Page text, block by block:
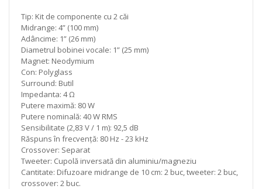
Tip: Kit de componente cu 2 căi
Midrange: 4” (100 mm)
Adâncime: 1” (26 mm)
Diametrul bobinei vocale: 1” (25 mm)
Magnet: Neodymium
Con: Polyglass
Surround: Butil
Impedanta: 4 Ω
Putere maximă: 80 W
Putere nominală: 40 W RMS
Sensibilitate (2,83 V / 1 m): 92,5 dB
Răspuns în frecvență: 80 Hz - 23 kHz
Crossover: Separat
Tweeter: Cupolă inversată din aluminiu/magneziu
Cantitate: Difuzoare midrange de 10 cm: 2 buc, tweeter: 2 buc,
crossover: 2 buc.